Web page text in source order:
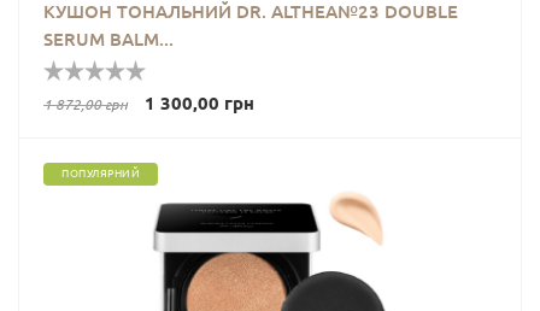
КУШОН ТОНАЛЬНИЙ DR. ALTHEA№23 DOUBLE
SERUM BALM...
1 872,00 грн 1 300,00 грн
ПОПУЛЯРНИЙ